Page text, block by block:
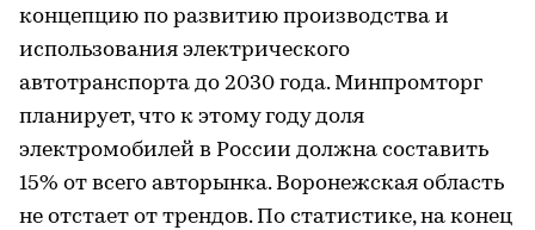
концепцию по развитию производства и
использования электрического
автотранспорта до 2030 года. Минпромторг
планирует, что к этому году доля
электромобилей в России должна составить
15% от всего авторынка. Воронежская область
не отстает от трендов. По статистике, на конец